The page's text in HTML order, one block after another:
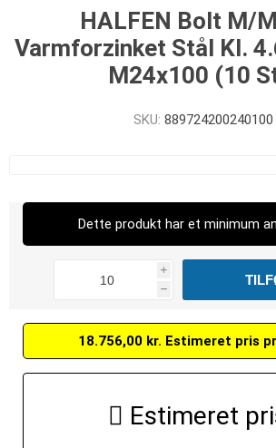
HALFEN Bolt M/
Varmforzinket Stål Kl.
M24x100 (10
SKU: 889724200240100
Dette produkt har et minimum
i
h
18.756,00 kr. Estimeret pris
Estimeret